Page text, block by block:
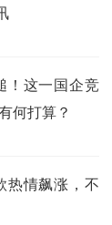
！这一国企竞
何打算？
热情飙涨，不